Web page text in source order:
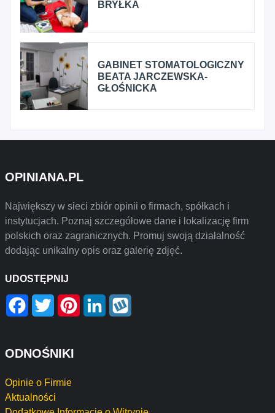
BRYŁKA
GABINET STOMATOLOGICZNY
BEATA JARCZEWSKA-
GŁOŚNICKA
OPINIANA.PL
Największy w sieci zbiór opinii o firmach, spółkach i
instytucjach. Poznaj szczegółowe dane i lokalizację firm
polskich oraz zagranicznych. Promuj swoją działalność
dodając unikalny opis oraz galerię zdjęć.
UDOSTĘPNIJ
Facebook
Twitter PinterestLinkedIn
ODNOŚNIKI
Opinie o Firmie
Aktualności